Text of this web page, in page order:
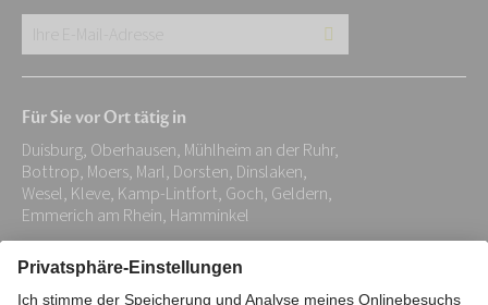
Adresse:
*
Für Sie vor Ort tätig in
Duisburg, Oberhausen, Mühlheim an der Ruhr,
Bottrop, Moers, Marl, Dorsten, Dinslaken,
Wesel, Kleve, Kamp-Lintfort, Goch, Geldern,
Emmerich am Rhein, Hamminkel
Impressum Datenschutz
Stiftung